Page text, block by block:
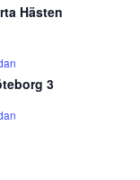
Hästen
3